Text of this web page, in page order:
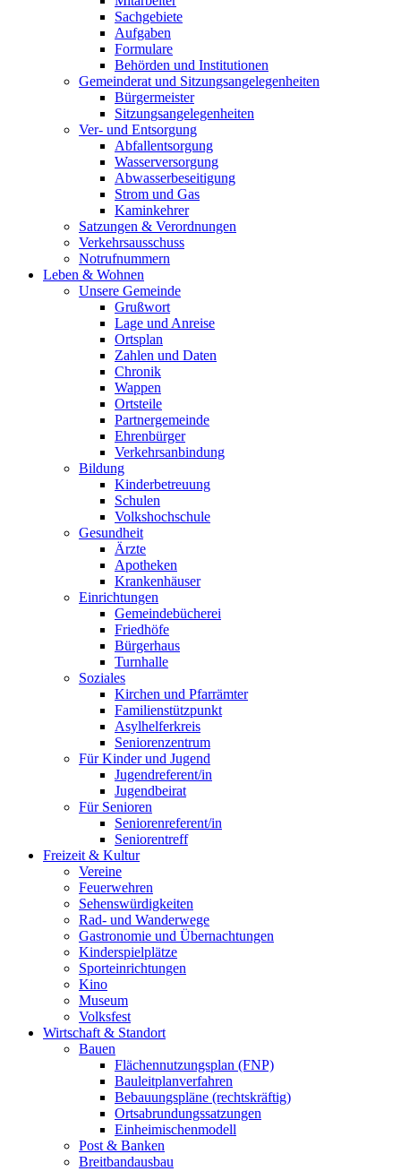
Sachgebiete
Aufgaben
Formulare
Behörden und Institutionen
Gemeinderat und Sitzungsangelegenheiten
Bürgermeister
Sitzungsangelegenheiten
Ver- und Entsorgung
Abfallentsorgung
Wasserversorgung
Abwasserbeseitigung
Strom und Gas
Kaminkehrer
Satzungen & Verordnungen
Verkehrsausschuss
Notrufnummern
Leben & Wohnen
Unsere Gemeinde
Grußwort
Lage und Anreise
Ortsplan
Zahlen und Daten
Chronik
Wappen
Ortsteile
Partnergemeinde
Ehrenbürger
Verkehrsanbindung
Bildung
Kinderbetreuung
Schulen
Volkshochschule
Gesundheit
Ärzte
Apotheken
Krankenhäuser
Einrichtungen
Gemeindebücherei
Friedhöfe
Bürgerhaus
Turnhalle
Soziales
Kirchen und Pfarrämter
Familienstützpunkt
Asylhelferkreis
Seniorenzentrum
Für Kinder und Jugend
Jugendreferent/in
Jugendbeirat
Für Senioren
Seniorenreferent/in
Seniorentreff
Freizeit & Kultur
Vereine
Feuerwehren
Sehenswürdigkeiten
Rad- und Wanderwege
Gastronomie und Übernachtungen
Kinderspielplätze
Sporteinrichtungen
Kino
Museum
Volksfest
Wirtschaft & Standort
Bauen
Flächennutzungsplan (FNP)
Bauleitplanverfahren
Bebauungspläne (rechtskräftig)
Ortsabrundungssatzungen
Einheimischenmodell
Post & Banken
Breitbandausbau